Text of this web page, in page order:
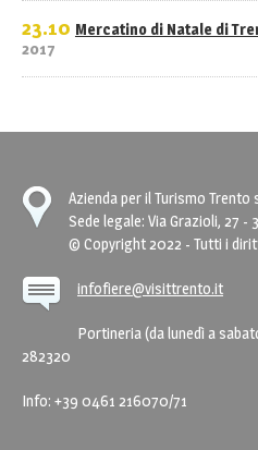
23.10
2017
Mercatino di Natale di
Azienda per il Turismo Trento
Sede legale: Via Grazioli, 27 -
© Copyright 2022 - Tutti i
infofiere@visittrento.it
Portineria (da lunedì a
282320
Info: +39 0461 216070/71